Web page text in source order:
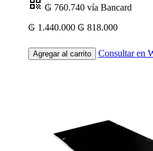
₲ 760.740 vía Bancard
₲ 1.440.000 ₲ 818.000
Agregar al carrito Consultar en